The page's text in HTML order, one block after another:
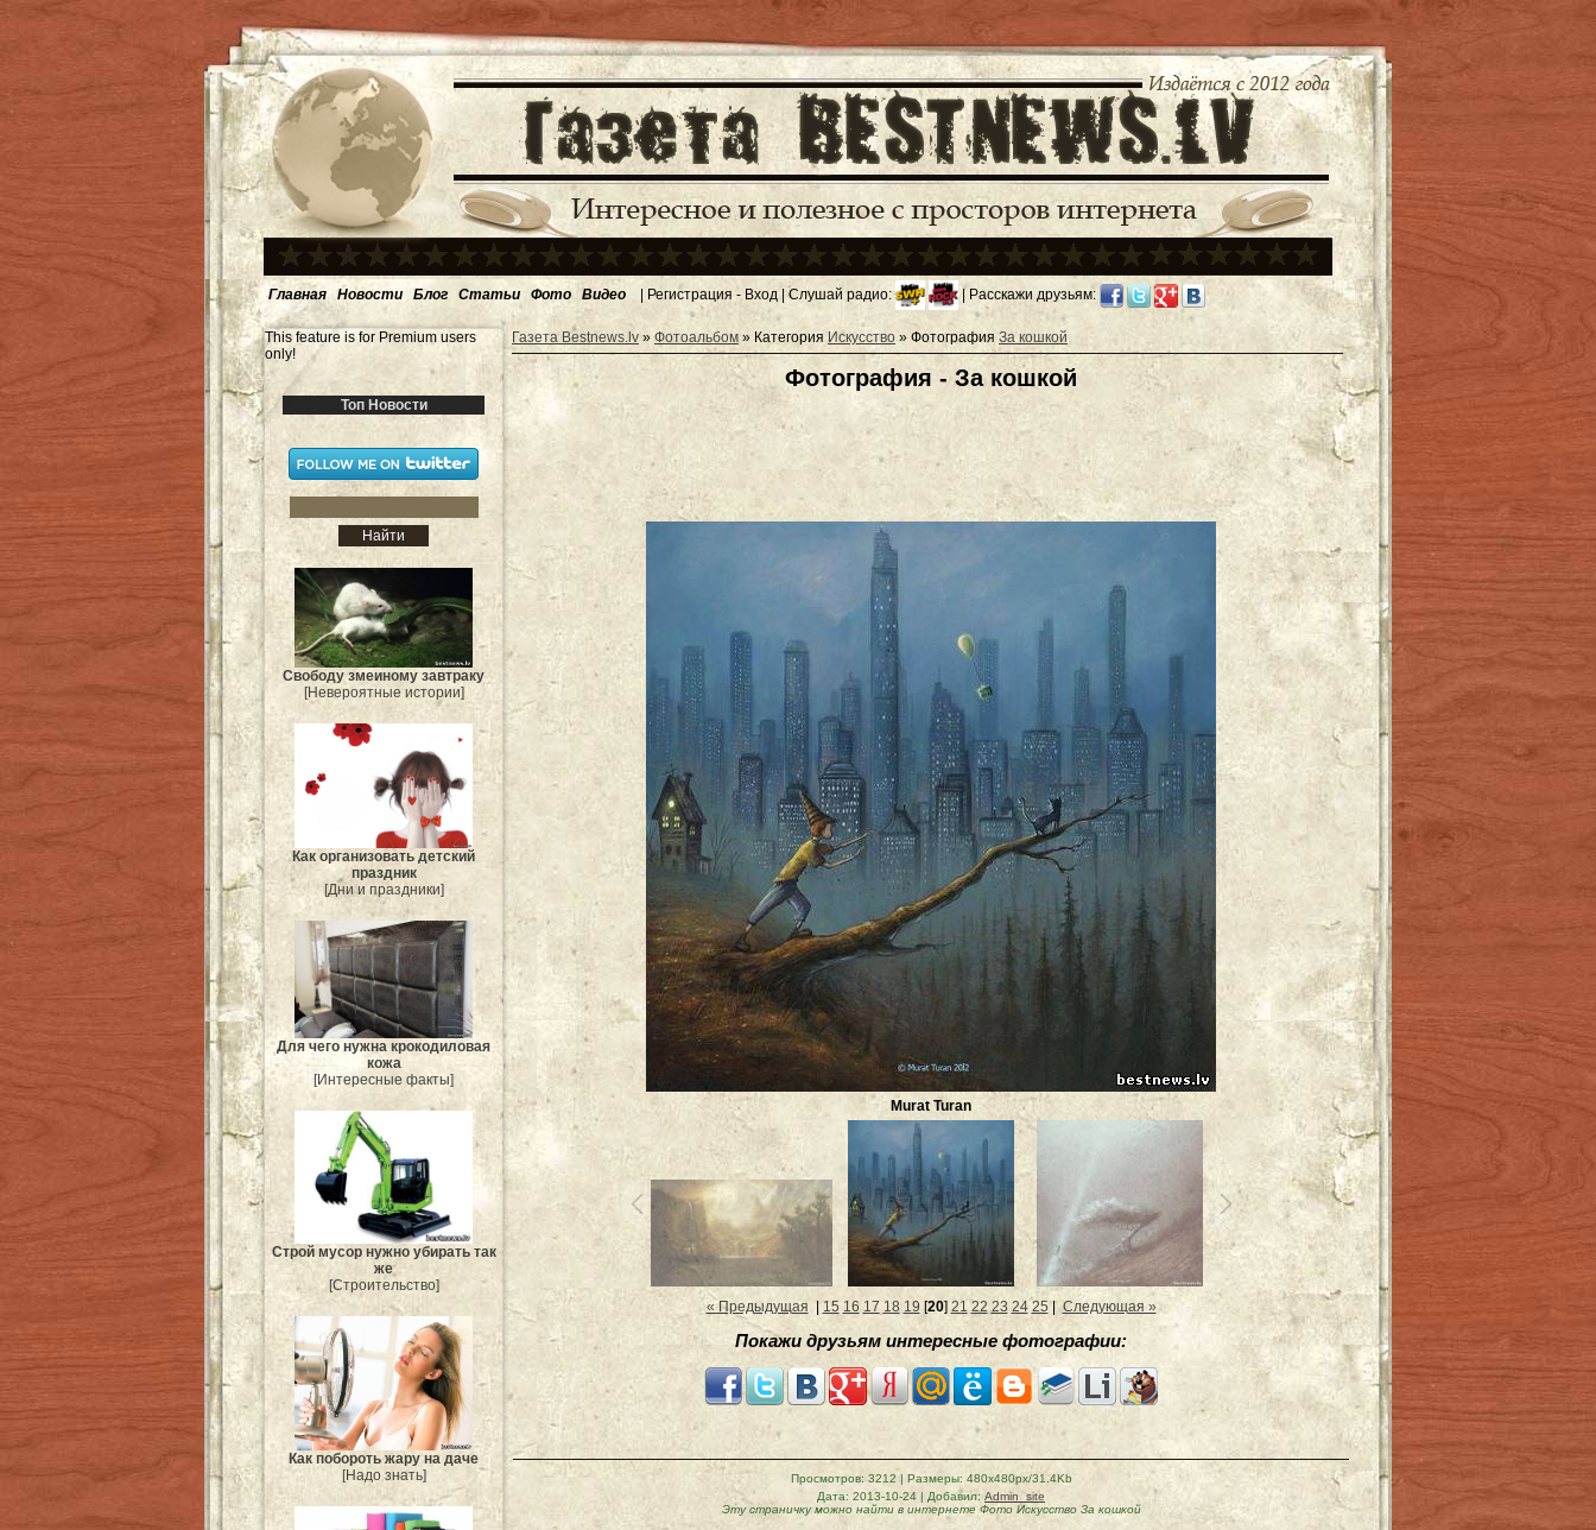
Главная Новости Блог Статьи Фото Видео | Регистрация - Вход | Слушай радио: | Расскажи друзьям:
This feature is for Premium users
only!
Топ Новости
Свободу змеиному завтраку
[Невероятные истории]
Как организовать детский
праздник
[Дни и праздники]
Для чего нужна крокодиловая
кожа
[Интересные факты]
Строй мусор нужно убирать так
же
[Строительство]
Как побороть жару на даче
[Надо знать]
Газета Bestnews.lv» Фотоальбом » Категория Искусство » Фотография За кошкой
Фотография - За кошкой
Murat Turan
« Предыдущая 15 16 17 18 19 [20] 21 22 23 24 25|Следующая »
Покажи друзьям интересные фотографии:
Просмотров: 3212 | Размеры: 480x480px/31.4Kb
Дата: 2013-10-24 | Добавил:Admin_site
Эту страничку можно найти в интернете Фото Искусство За кошкой